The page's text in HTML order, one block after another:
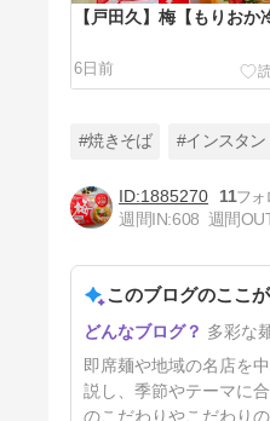
【戸田久】梅【もりおか
6日前
ばU.F.O.】
34日前
#焼きそば #インスタン
1885270
11
週間IN:608 週間
このブログのここ
多彩な
即席麺や地域の名店を
説し、季節やテーマに
のこだわりやこだわり